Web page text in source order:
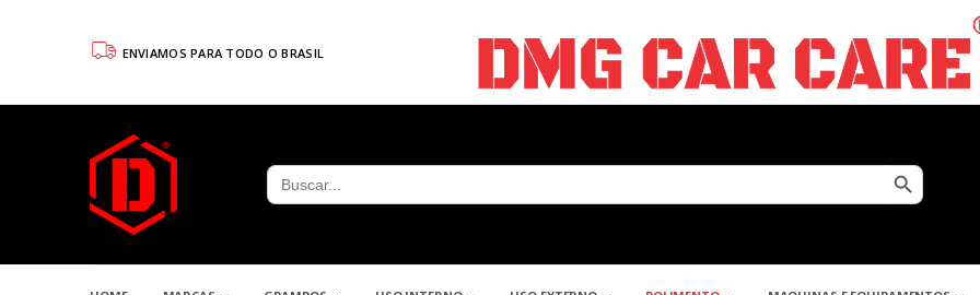
ENVIAMOS PARA TODO O BRASIL
Search
for:
Search Button